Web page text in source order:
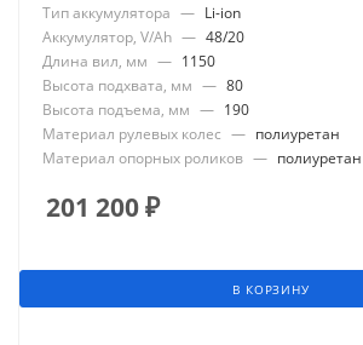
Тип аккумулятора — Li-ion
Аккумулятор, V/Ah — 48/20
Длина вил, мм — 1150
Высота подхвата, мм — 80
Высота подъема, мм — 190
Материал рулевых колес — полиуретан
Материал опорных роликов — полиуретан
201 200₽
В КОРЗИНУ